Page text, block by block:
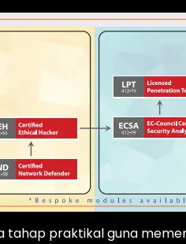
praktikal guna